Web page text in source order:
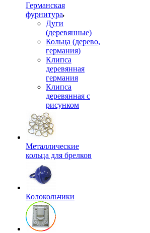
Германская
фурнитура
Дуги
(деревянные)
Кольца (дерево,
германия)
Клипса
деревянная
германия
Клипса
деревянная с
рисунком
Металлические
кольца для брелков
Колокольчики